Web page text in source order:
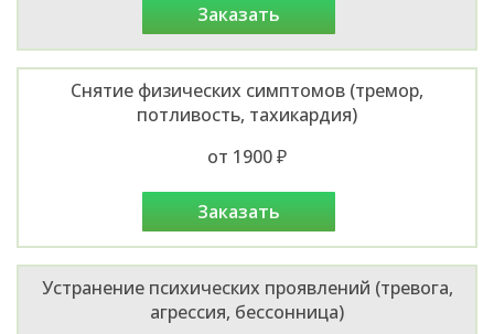
заказать
Снятие физических симптомов (тремор,
потливость, тахикардия)
от 1900 ₽
заказать
Устранение психических проявлений (тревога,
агрессия, бессонница)